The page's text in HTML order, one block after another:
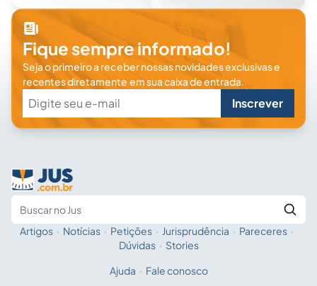
Fique sempre informado!
Seja o primeiro a receber nossas novidades exclusivas e
recentes diretamente em sua caixa de entrada.
Inscrever
Fale com a IA
Artigos · Notícias · Petições · Jurisprudência · Pareceres ·
Dúvidas · Stories
Ajuda · Fale conosco